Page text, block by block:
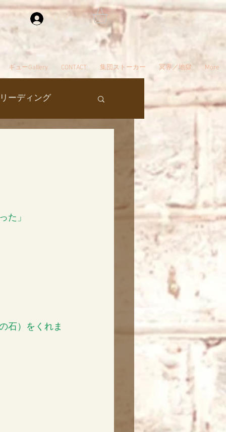
ログイン
ギューGallery CONTACT 集団ストーカー 冥界／地獄 More
ーディング
た」
石）をくれま